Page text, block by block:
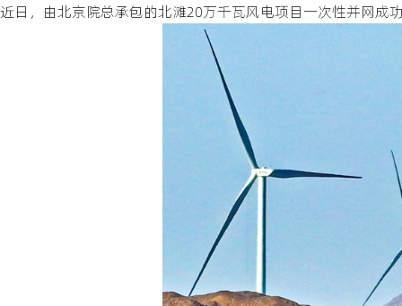
近日，由北京院总承包的北滩20万千瓦风电项目一次性并网